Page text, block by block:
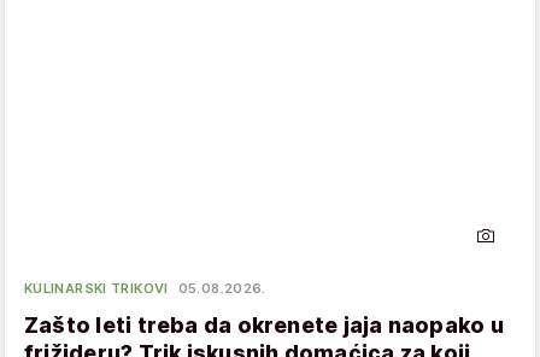
KULINARSKI TRIKOVI 05.08.2026.
Zašto leti treba da okrenete jaja naopako u